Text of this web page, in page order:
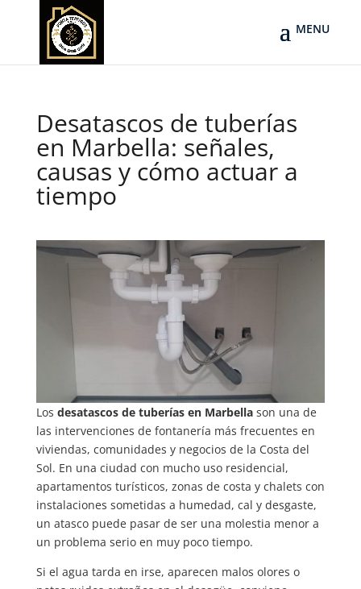
Desatascos de tuberías
en Marbella: señales,
causas y cómo actuar a
tiempo
Los desatascos de tuberías en Marbellason una de
las intervenciones de fontanería más frecuentes en
viviendas, comunidades y negocios de la Costa del
Sol. En una ciudad con mucho uso residencial,
apartamentos turísticos, zonas de costa y chalets con
instalaciones sometidas a humedad, cal y desgaste,
un atasco puede pasar de ser una molestia menor a
un problema serio en muy poco tiempo.
Si el agua tarda en irse, aparecen malos olores o